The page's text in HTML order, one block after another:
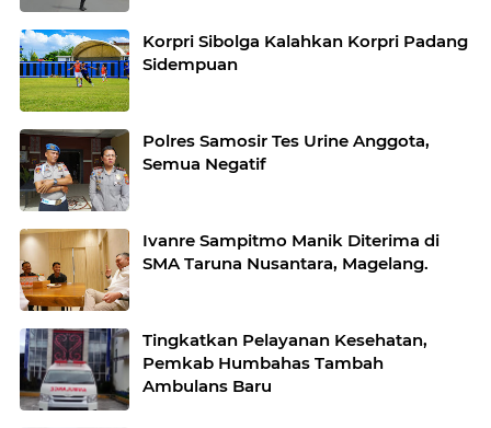
Korpri Sibolga Kalahkan Korpri Padang
Sidempuan
Polres Samosir Tes Urine Anggota,
Semua Negatif
Ivanre Sampitmo Manik Diterima di
SMA Taruna Nusantara, Magelang.
Tingkatkan Pelayanan Kesehatan,
Pemkab Humbahas Tambah
Ambulans Baru